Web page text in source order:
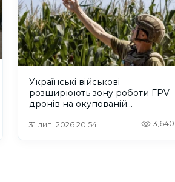
Українські військові
розширюють зону роботи FPV-
дронів на окупованій
31 лип. 2026 20:54 3,640